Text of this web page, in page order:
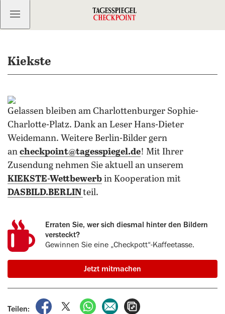
Kostenlos anmelden
Kiekste
Gelassen bleiben am Charlottenburger Sophie-
Charlotte-Platz. Dank an Leser Hans-Dieter
Weidemann. Weitere Berlin-Bilder gern
an checkpoint@tagesspiegel.de! Mit Ihrer
Zusendung nehmen Sie aktuell an unserem
KIEKSTE-Wettbewerb in Kooperation mit
DASBILD.BERLINteil.
Erraten Sie, wer sich diesmal hinter den Bildern
versteckt?
Gewinnen Sie eine „Checkpott“-Kaffeetasse.
Jetzt mitmachen
Teilen:
auf Facebook teilen
auf X teilenper WhatsApp teilen
per E-Mail teilen